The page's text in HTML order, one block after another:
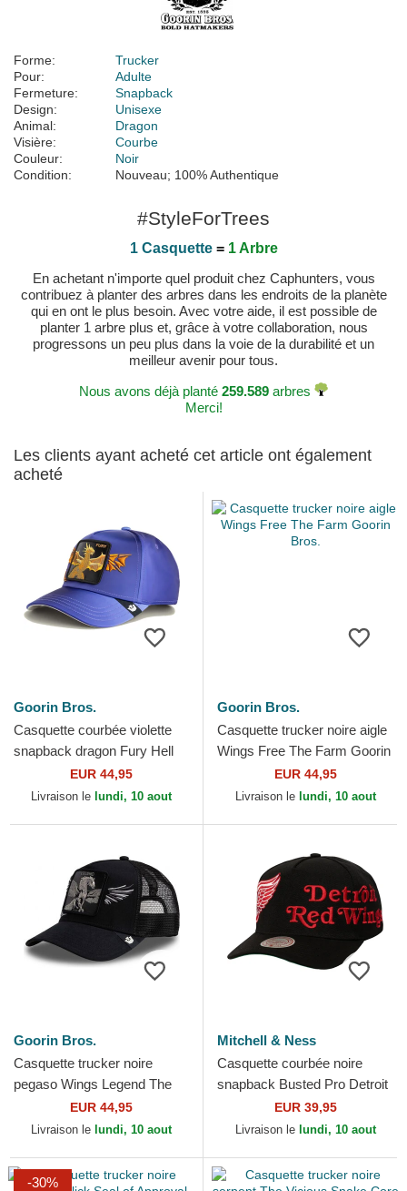
Forme:
Trucker
Pour:
Adulte
Fermeture:
Snapback
Design:
Unisexe
Animal:
Dragon
Visière:
Courbe
Couleur:
Noir
Condition:
Nouveau; 100% Authentique
#StyleForTrees
1 Casquette= 1 Arbre
En achetant n'importe quel produit chez Caphunters, vous
contribuez à planter des arbres dans les endroits de la planète
qui en ont le plus besoin. Avec votre aide, il est possible de
planter 1 arbre plus et, grâce à votre collaboration, nous
progressons un peu plus dans la voie de la durabilité et un
meilleur avenir pour tous.
Nous avons déjà planté 259.589 arbres
Merci!
Les clients ayant acheté cet article ont également
acheté
Goorin Bros.
Casquette courbée violette
snapback dragon Fury Hell
Hath No Wings The Farm
Goorin Bros.
EUR 44,95
Livraison le lundi, 10 aout
Goorin Bros.
Casquette trucker noire aigle
Wings Free The Farm Goorin
EUR 44,95
Livraison le lundi, 10 aout
Goorin Bros.
Casquette trucker noire
pegaso Wings Legend The
Farm Goorin Bros.
EUR 44,95
Livraison le lundi, 10 aout
Mitchell & Ness
Casquette courbée noire
snapback Busted Pro Detroit
Red Wings NHL Mitchell &
Ness
EUR 39,95
Livraison le lundi, 10 aout
-30%